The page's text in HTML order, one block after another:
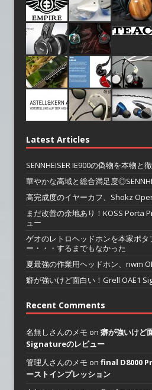
Latest Articles
SENNHEISER IE900の偽物を本物と
華やかな高域と総合満足度
高完成度のイヤーカフ、Shokz
まだ改善の余地あり！KOSS Porta
ュー
ゲオのレトロヘッドホンを本家ポタ
ー・・・するまでもなかった
夏最強の作業用ヘッドホン、nwm
癖が強いけど面白い！Grell OAE1
Recent Comments
名無しさんのメモ on 癖が強いけど
Signatureのレビュー
管理人さんのメモ on final D8000
ーストインプレッション